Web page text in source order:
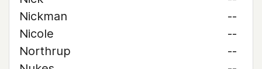
Nickman
--
Nicole
--
Northrup
--